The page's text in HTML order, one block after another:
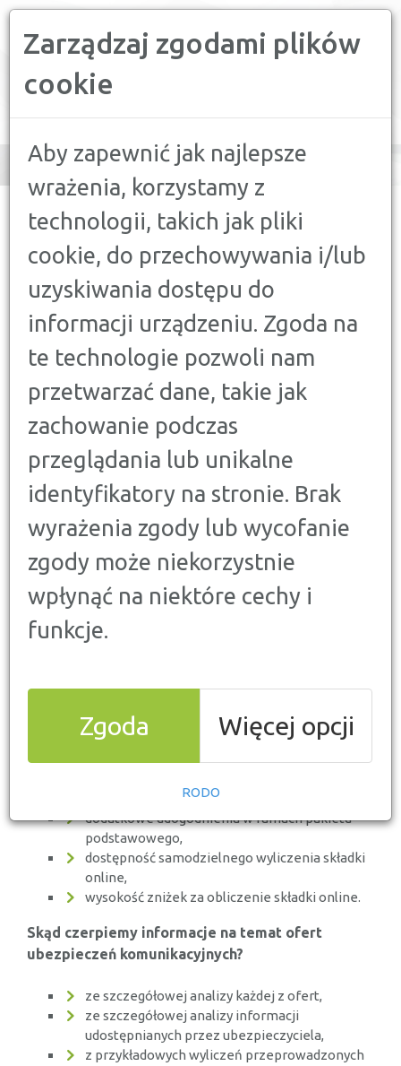
Zarządzaj zgodami plików
cookie
Aby zapewnić jak najlepsze
wrażenia, korzystamy z
technologii, takich jak pliki
cookie, do przechowywania i/lub
uzyskiwania dostępu do
informacji urządzeniu. Zgoda na
te technologie pozwoli nam
przetwarzać dane, takie jak
zachowanie podczas
przeglądania lub unikalne
identyfikatory na stronie. Brak
wyrażenia zgody lub wycofanie
zgody może niekorzystnie
wpłynąć na niektóre cechy i
funkcje.
Zgoda Więcej opcji
RODO
navigation
RANKING PAKIETÓW OC I AC
FINANSE A MOTORYZACJA
RANKING PAKIETÓW OC I AC
26 KWIETNIA 2025
Ranking ubezpieczeń OC i AC na kwiecień 2025
Poniżej prezentujemy aktualny ranking pakietów OC i
AC z Assistance, przygotowany na kwiecień 2025.
Zestawienie obejmuje 10 najatrakcyjniejszych ofert
ubezpieczeniowych w Polsce, z uwzględnieniem
kluczowych parametrów, zakresu ochrony oraz
dodatkowymi korzyściami.
Co wpływa na miejsce w rankingu ubezpieczeń
komunikacyjnych?
zakres pakietu podstawowego,
dodatkowe udogodnienia w ramach pakietu
podstawowego,
dostępność samodzielnego wyliczenia składki
online,
wysokość zniżek za obliczenie składki online.
Skąd czerpiemy informacje na temat ofert
ubezpieczeń komunikacyjnych?
ze szczegółowej analizy każdej z ofert,
ze szczegółowej analizy informacji
udostępnianych przez ubezpieczyciela,
z przykładowych wyliczeń przeprowadzonych